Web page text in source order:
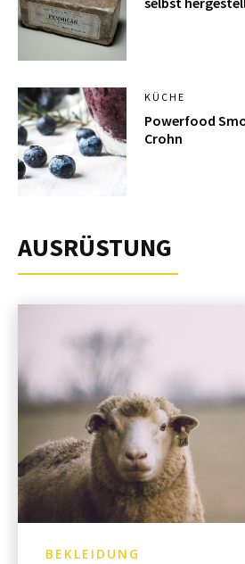
KÜCHE
Powerfood
Crohn
AUSRÜSTUNG
BEKLEIDUNG